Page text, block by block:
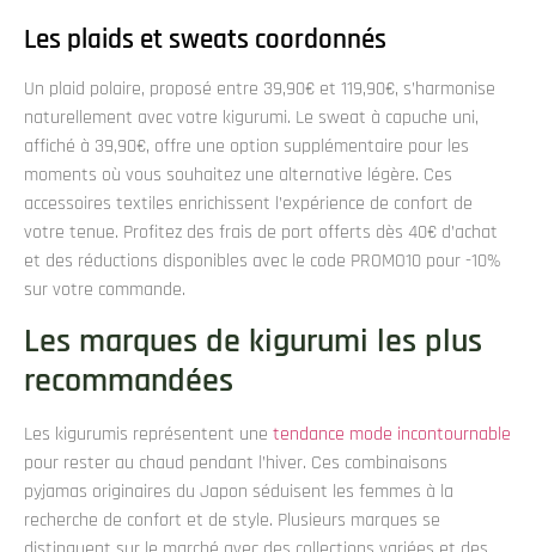
Les plaids et sweats coordonnés
Un plaid polaire, proposé entre 39,90€ et 119,90€, s’harmonise
naturellement avec votre kigurumi. Le sweat à capuche uni,
affiché à 39,90€, offre une option supplémentaire pour les
moments où vous souhaitez une alternative légère. Ces
accessoires textiles enrichissent l’expérience de confort de
votre tenue. Profitez des frais de port offerts dès 40€ d’achat
et des réductions disponibles avec le code PROMO10 pour -10%
sur votre commande.
Les marques de kigurumi les plus
recommandées
Les kigurumis représentent une tendance mode incontournable
pour rester au chaud pendant l’hiver. Ces combinaisons
pyjamas originaires du Japon séduisent les femmes à la
recherche de confort et de style. Plusieurs marques se